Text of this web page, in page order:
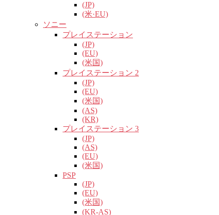
(JP)
(米·EU)
ソニー
プレイステーション
(JP)
(EU)
(米国)
プレイステーション 2
(JP)
(EU)
(米国)
(AS)
(KR)
プレイステーション 3
(JP)
(AS)
(EU)
(米国)
PSP
(JP)
(EU)
(米国)
(KR-AS)